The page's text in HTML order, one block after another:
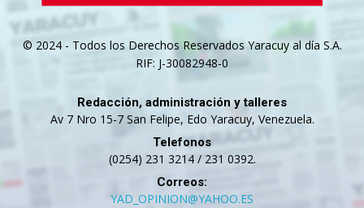
© 2024 - Todos los Derechos Reservados Yaracuy al día S.A.
RIF: J-30082948-0
Redacción, administración y talleres
Av 7 Nro 15-7 San Felipe, Edo Yaracuy, Venezuela.
Telefonos
(0254) 231 3214 / 231 0392.
Correos:
YAD_OPINION@YAHOO.ES